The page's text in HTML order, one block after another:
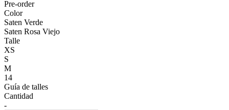
Pre-order
Color
Saten Verde
Saten Rosa Viejo
Talle
XS
S
M
14
Guía de talles
Cantidad
-